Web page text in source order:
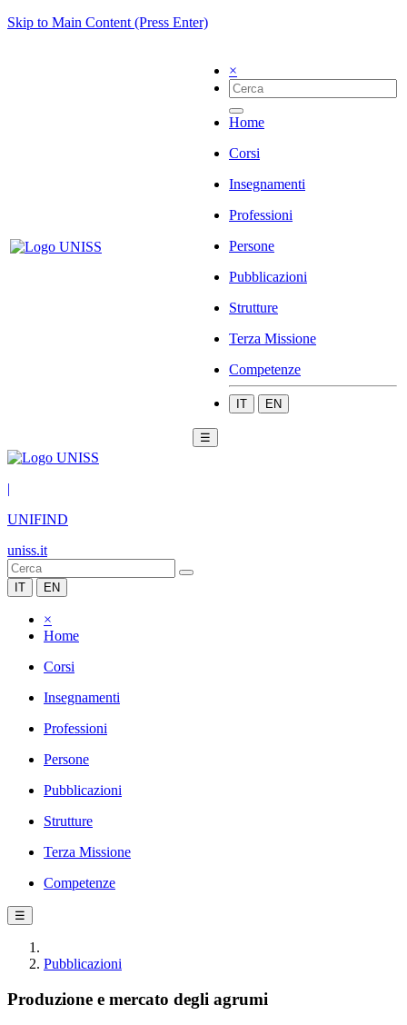
Skip to Main Content (Press Enter)
×
Home
Corsi
Insegnamenti
Professioni
Persone
Pubblicazioni
Strutture
Terza Missione
Competenze
IT EN
☰
|
UNIFIND
uniss.it
IT EN
×
Home
Corsi
Insegnamenti
Professioni
Persone
Pubblicazioni
Strutture
Terza Missione
Competenze
☰
Pubblicazioni
Produzione e mercato degli agrumi